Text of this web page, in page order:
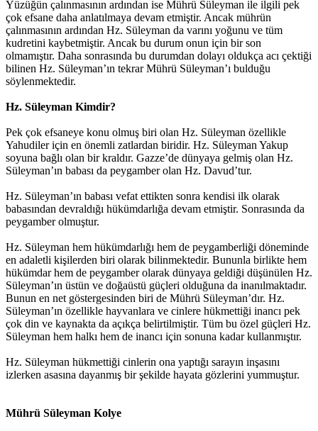
Yüzüğün çalınmasının ardından ise Mührü Süleyman ile ilgili pek
çok efsane daha anlatılmaya devam etmiştir. Ancak mührün
çalınmasının ardından Hz. Süleyman da varını yoğunu ve tüm
kudretini kaybetmiştir. Ancak bu durum onun için bir son
olmamıştır. Daha sonrasında bu durumdan dolayı oldukça acı çektiği
bilinen Hz. Süleyman’ın tekrar Mührü Süleyman’ı bulduğu
söylenmektedir.
Hz. Süleyman Kimdir?
Pek çok efsaneye konu olmuş biri olan Hz. Süleyman özellikle
Yahudiler için en önemli zatlardan biridir. Hz. Süleyman Yakup
soyuna bağlı olan bir kraldır. Gazze’de dünyaya gelmiş olan Hz.
Süleyman’ın babası da peygamber olan Hz. Davud’tur.
Hz. Süleyman’ın babası vefat ettikten sonra kendisi ilk olarak
babasından devraldığı hükümdarlığa devam etmiştir. Sonrasında da
peygamber olmuştur.
Hz. Süleyman hem hükümdarlığı hem de peygamberliği döneminde
en adaletli kişilerden biri olarak bilinmektedir. Bununla birlikte hem
hükümdar hem de peygamber olarak dünyaya geldiği düşünülen Hz.
Süleyman’ın üstün ve doğaüstü güçleri olduğuna da inanılmaktadır.
Bunun en net göstergesinden biri de Mührü Süleyman’dır. Hz.
Süleyman’ın özellikle hayvanlara ve cinlere hükmettiği inancı pek
çok din ve kaynakta da açıkça belirtilmiştir. Tüm bu özel güçleri Hz.
Süleyman hem halkı hem de inancı için sonuna kadar kullanmıştır.
Hz. Süleyman hükmettiği cinlerin ona yaptığı sarayın inşasını
izlerken asasına dayanmış bir şekilde hayata gözlerini yummuştur.
Mührü Süleyman Kolye